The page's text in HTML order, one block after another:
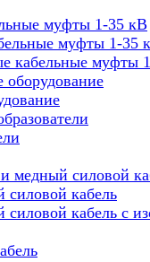
муфты 1-35 кВ
муфты 1-35
кабельные муфты
медный силовой
кабель
кабель с